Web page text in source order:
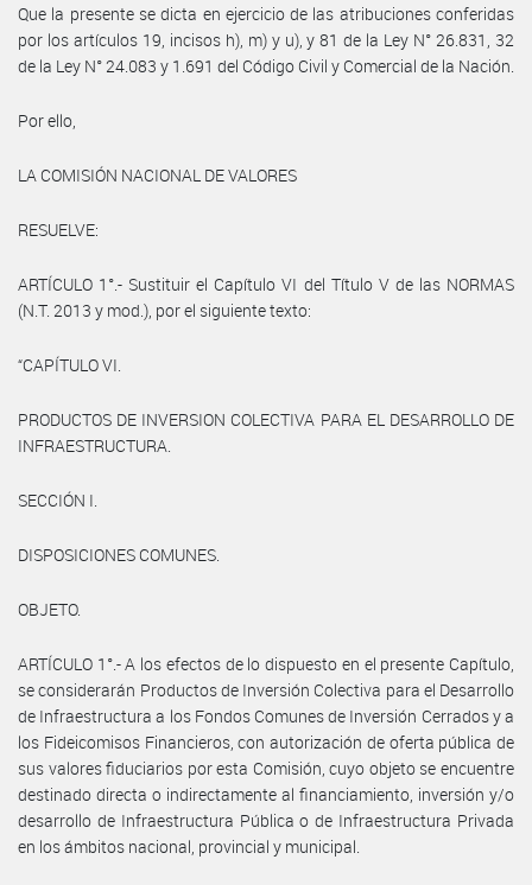
Que la presente se dicta en ejercicio de las atribuciones conferidas
por los artículos 19, incisos h), m) y u), y 81 de la Ley N° 26.831, 32
de la Ley N° 24.083 y 1.691 del Código Civil y Comercial de la Nación.
Por ello,
LA COMISIÓN NACIONAL DE VALORES
RESUELVE:
ARTÍCULO 1°.- Sustituir el Capítulo VI del Título V de las NORMAS
(N.T. 2013 y mod.), por el siguiente texto:
“CAPÍTULO VI.
PRODUCTOS DE INVERSION COLECTIVA PARA EL DESARROLLO DE
INFRAESTRUCTURA.
SECCIÓN I.
DISPOSICIONES COMUNES.
OBJETO.
ARTÍCULO 1°.- A los efectos de lo dispuesto en el presente Capítulo,
se considerarán Productos de Inversión Colectiva para el Desarrollo
de Infraestructura a los Fondos Comunes de Inversión Cerrados y a
los Fideicomisos Financieros, con autorización de oferta pública de
sus valores fiduciarios por esta Comisión, cuyo objeto se encuentre
destinado directa o indirectamente al financiamiento, inversión y/o
desarrollo de Infraestructura Pública o de Infraestructura Privada
en los ámbitos nacional, provincial y municipal.